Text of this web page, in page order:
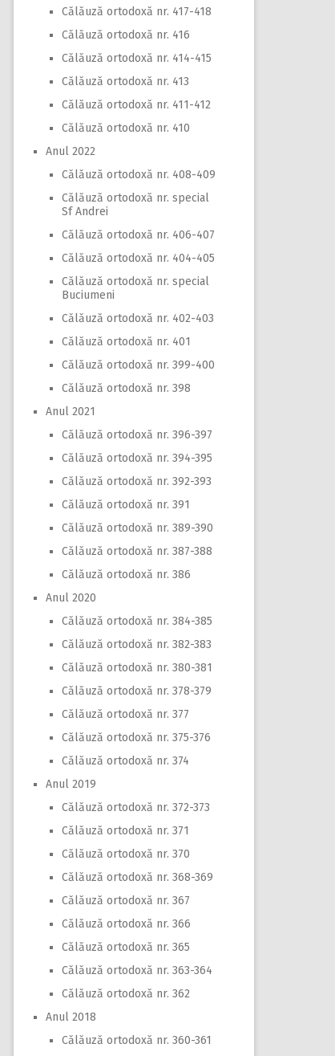
Călăuză ortodoxă nr. 417-418
Călăuză ortodoxă nr. 416
Călăuză ortodoxă nr. 414-415
Călăuză ortodoxă nr. 413
Călăuză ortodoxă nr. 411-412
Călăuză ortodoxă nr. 410
Anul 2022
Călăuză ortodoxă nr. 408-409
Călăuză ortodoxă nr. special
Sf Andrei
Călăuză ortodoxă nr. 406-407
Călăuză ortodoxă nr. 404-405
Călăuză ortodoxă nr. special
Buciumeni
Călăuză ortodoxă nr. 402-403
Călăuză ortodoxă nr. 401
Călăuză ortodoxă nr. 399-400
Călăuză ortodoxă nr. 398
Anul 2021
Călăuză ortodoxă nr. 396-397
Călăuză ortodoxă nr. 394-395
Călăuză ortodoxă nr. 392-393
Călăuză ortodoxă nr. 391
Călăuză ortodoxă nr. 389-390
Călăuză ortodoxă nr. 387-388
Călăuză ortodoxă nr. 386
Anul 2020
Călăuză ortodoxă nr. 384-385
Călăuză ortodoxă nr. 382-383
Călăuză ortodoxă nr. 380-381
Călăuză ortodoxă nr. 378-379
Călăuză ortodoxă nr. 377
Călăuză ortodoxă nr. 375-376
Călăuză ortodoxă nr. 374
Anul 2019
Călăuză ortodoxă nr. 372-373
Călăuză ortodoxă nr. 371
Călăuză ortodoxă nr. 370
Călăuză ortodoxă nr. 368-369
Călăuză ortodoxă nr. 367
Călăuză ortodoxă nr. 366
Călăuză ortodoxă nr. 365
Călăuză ortodoxă nr. 363-364
Călăuză ortodoxă nr. 362
Anul 2018
Călăuză ortodoxă nr. 360-361